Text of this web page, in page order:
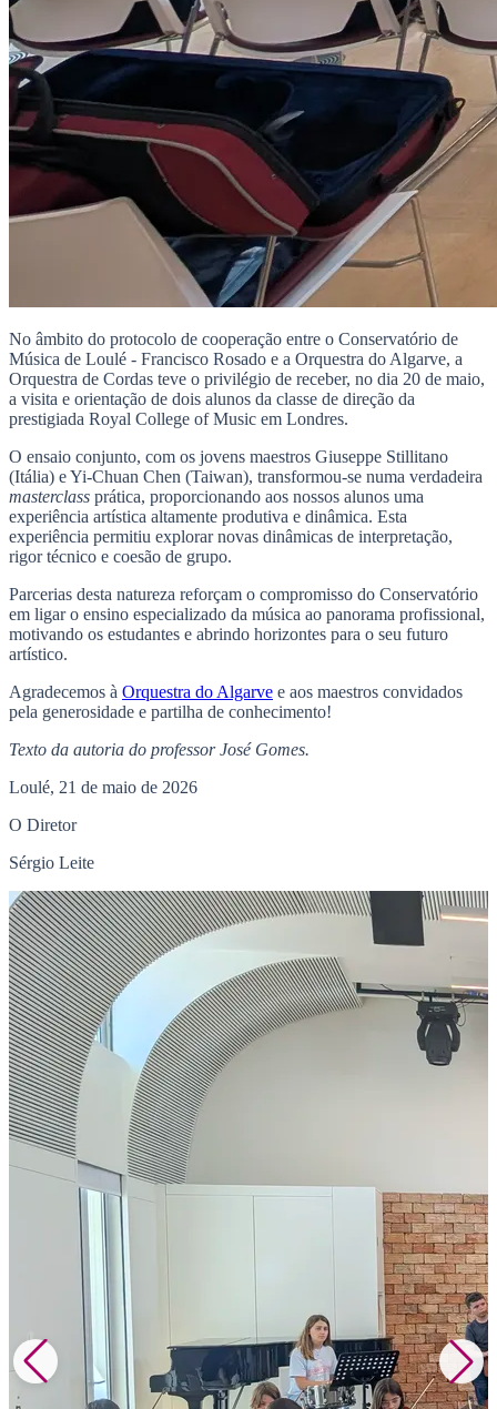
No âmbito do protocolo de cooperação entre o Conservatório de
Música de Loulé - Francisco Rosado e a Orquestra do Algarve, a
Orquestra de Cordas teve o privilégio de receber, no dia 20 de maio,
a visita e orientação de dois alunos da classe de direção da
prestigiada Royal College of Music em Londres.
O ensaio conjunto, com os jovens maestros Giuseppe Stillitano
(Itália) e Yi-Chuan Chen (Taiwan), transformou-se numa verdadeira
masterclass prática, proporcionando aos nossos alunos uma
experiência artística altamente produtiva e dinâmica. Esta
experiência permitiu explorar novas dinâmicas de interpretação,
rigor técnico e coesão de grupo.
Parcerias desta natureza reforçam o compromisso do Conservatório
em ligar o ensino especializado da música ao panorama profissional,
motivando os estudantes e abrindo horizontes para o seu futuro
artístico.
Agradecemos à Orquestra do Algarve e aos maestros convidados
pela generosidade e partilha de conhecimento!
Texto da autoria do professor José Gomes.
Loulé, 21 de maio de 2026
O Diretor
Sérgio Leite